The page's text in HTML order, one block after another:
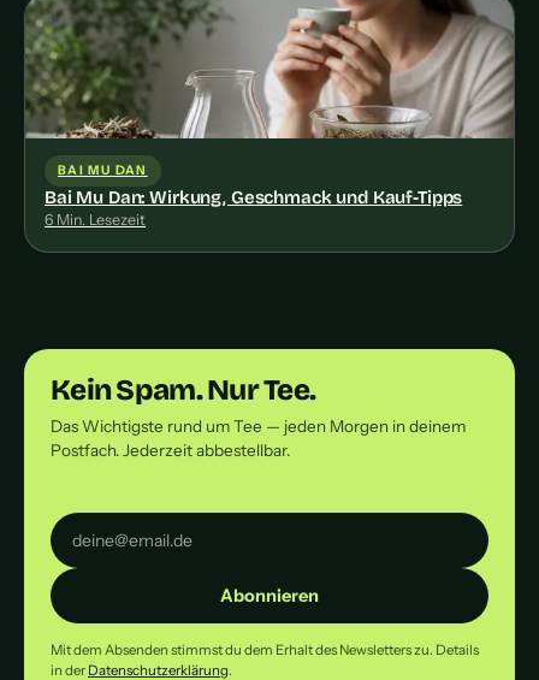
BAI MU DAN
Bai Mu Dan: Wirkung, Geschmack und Kauf-Tipps
6 Min. Lesezeit
Kein Spam. Nur Tee.
Das Wichtigste rund um Tee — jeden Morgen in deinem
Postfach. Jederzeit abbestellbar.
Abonnieren
Mit dem Absenden stimmst du dem Erhalt des Newsletters zu. Details
in der Datenschutzerklärung.